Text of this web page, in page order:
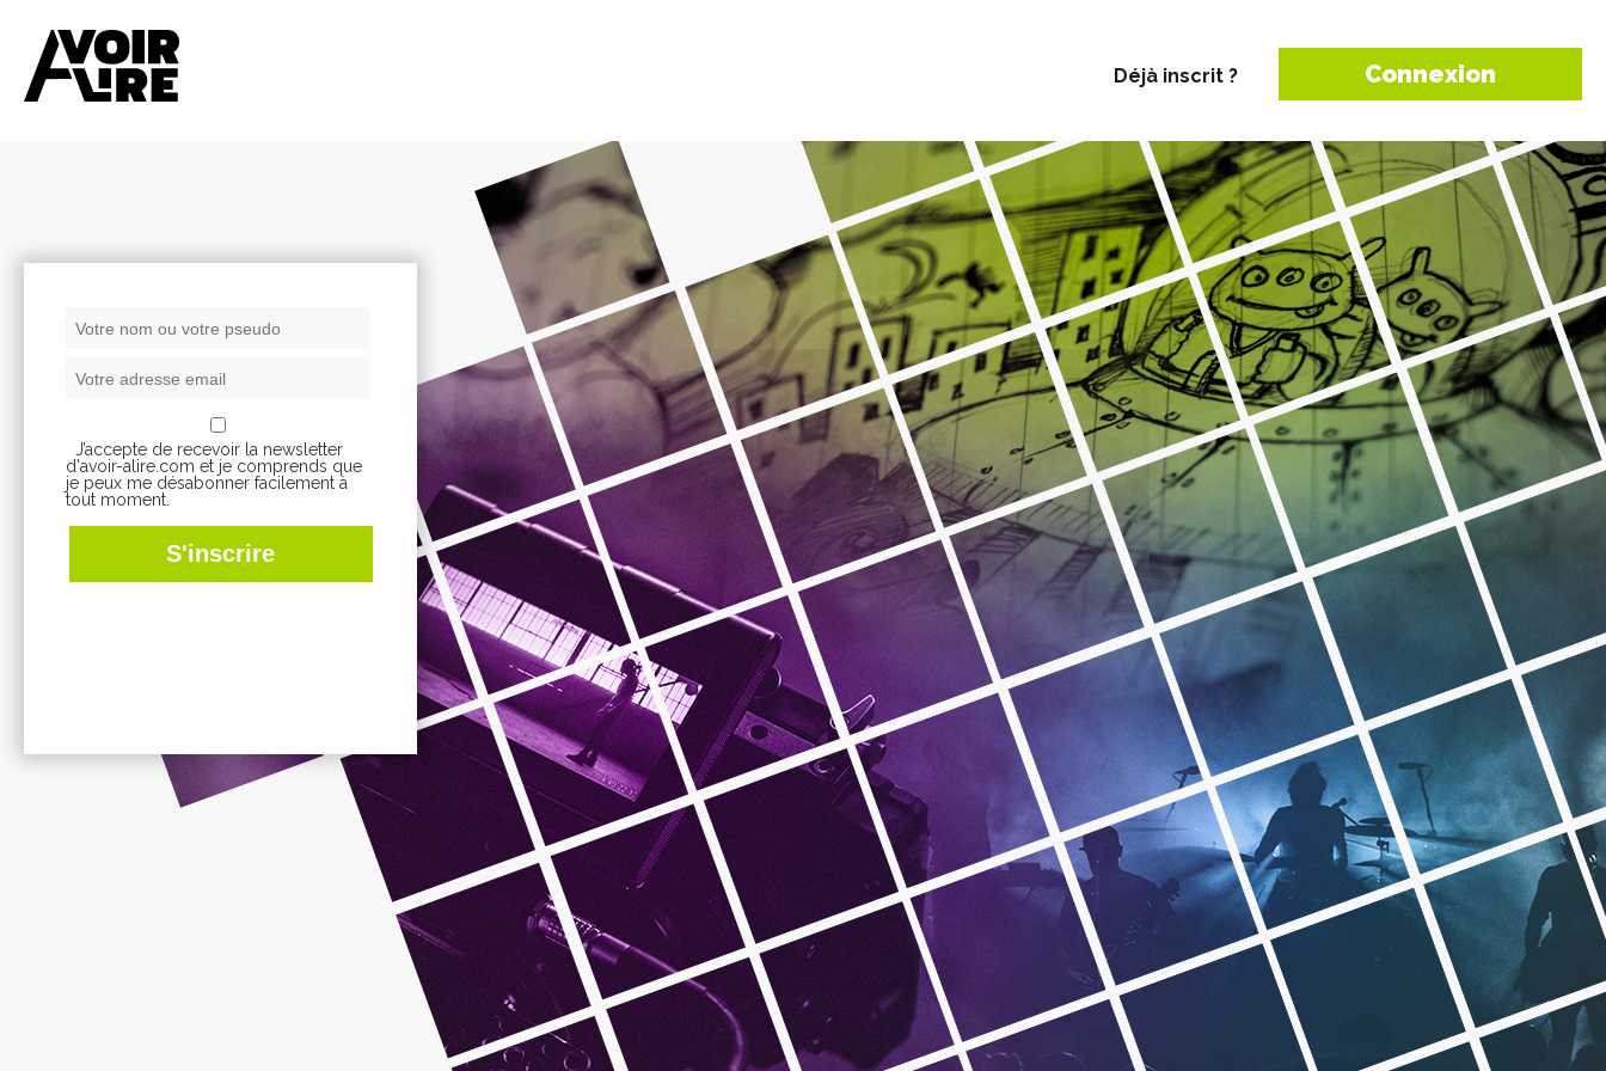
Déjà inscrit ? Connexion
J’accepte de recevoir la newsletter
d'avoir-alire.com et je comprends que
je peux me désabonner facilement à
tout moment.